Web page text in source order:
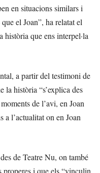
en situacions similars i
el Joan”, ha relatat el
història que ens interpel·la
a partir del testimoni de
la història “s’explica des
de l’avi, en Joan
a l’actualitat on en Joan
de Teatre Nu, on també
i que els “vinculin